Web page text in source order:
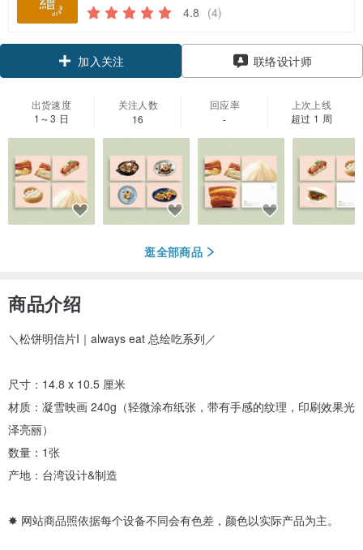
4.8 (4)
加入关注 联络设计师
出货速度
1～3 日
关注人数
16
回应率
-
上次上线
超过 1 周
逛全部商品
商品介绍
＼松饼明信片I｜always eat 总绘吃系列／
尺寸：14.8 x 10.5 厘米
材质：凝雪映画 240g（轻微涂布纸张，带有手感的纹理，印刷效果光
泽亮丽）
数量：1张
产地：台湾设计&制造
✸ 网站商品照依据每个设备不同会有色差，颜色以实际产品为主。